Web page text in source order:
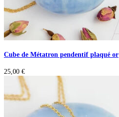
Cube de Métatron pendentif plaqué or
25,00 €